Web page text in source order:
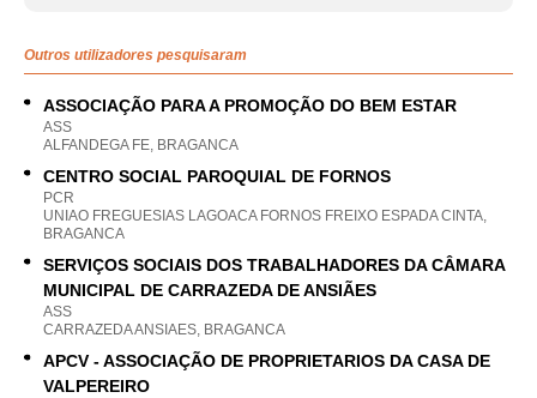
Outros utilizadores pesquisaram
ASSOCIAÇÃO PARA A PROMOÇÃO DO BEM ESTAR
ASS
ALFANDEGA FE, BRAGANCA
CENTRO SOCIAL PAROQUIAL DE FORNOS
PCR
UNIAO FREGUESIAS LAGOACA FORNOS FREIXO ESPADA CINTA,
BRAGANCA
SERVIÇOS SOCIAIS DOS TRABALHADORES DA CÂMARA
MUNICIPAL DE CARRAZEDA DE ANSIÃES
ASS
CARRAZEDA ANSIAES, BRAGANCA
APCV - ASSOCIAÇÃO DE PROPRIETARIOS DA CASA DE
VALPEREIRO